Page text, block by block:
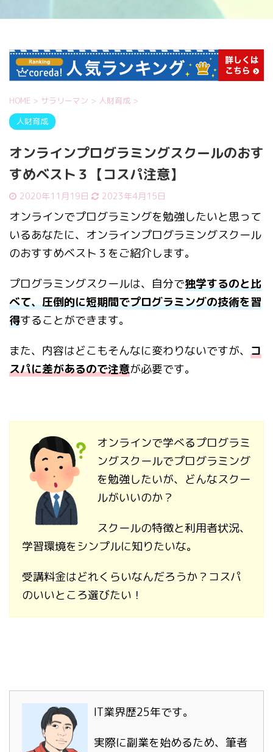
HOME > サラリーマン > 人財育成 >
人財育成
オンラインプログラミングスクールのおす
すめベスト３【コスパ注意】
2020年11月19日 2023年4月15日
オンラインでプログラミングを勉強したいと思って
いるあなたに、オンラインプログラミングスクール
のおすすめベスト３をご紹介します。
プログラミングスクールは、自分で独学するのと比
べて、圧倒的に短期間でプログラミングの技術を習
得することができます。
また、内容はどこもそんなに変わりないですが、 コ
スパに差があるので注意が必要です。
オンラインで学べるプログラミ
ングスクールでプログラミング
を勉強したいが、どんなスクー
ルがいいのか？
スクールの特徴と利用者状況、
学習環境をシンプルに知りたいな。
受講料金はどれくらいなんだろうか？コスパ
のいいところ選びたい！
IT業界歴25年です。
実際に副業を始めるため、筆者